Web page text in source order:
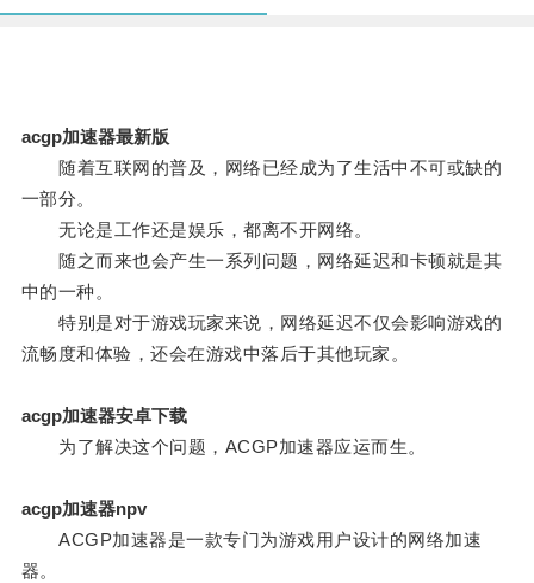
acgp加速器最新版
随着互联网的普及，网络已经成为了生活中不可或缺的
一部分。
无论是工作还是娱乐，都离不开网络。
随之而来也会产生一系列问题，网络延迟和卡顿就是其
中的一种。
特别是对于游戏玩家来说，网络延迟不仅会影响游戏的
流畅度和体验，还会在游戏中落后于其他玩家。
acgp加速器安卓下载
为了解决这个问题，ACGP加速器应运而生。
acgp加速器npv
ACGP加速器是一款专门为游戏用户设计的网络加速
器。